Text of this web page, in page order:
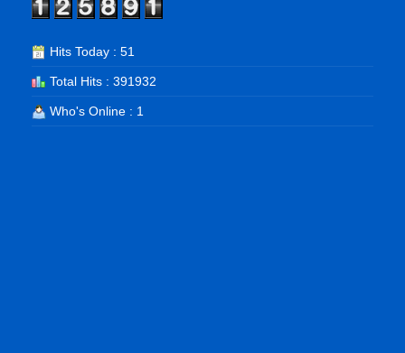
Hits Today : 51
Total Hits : 391932
Who's Online : 1